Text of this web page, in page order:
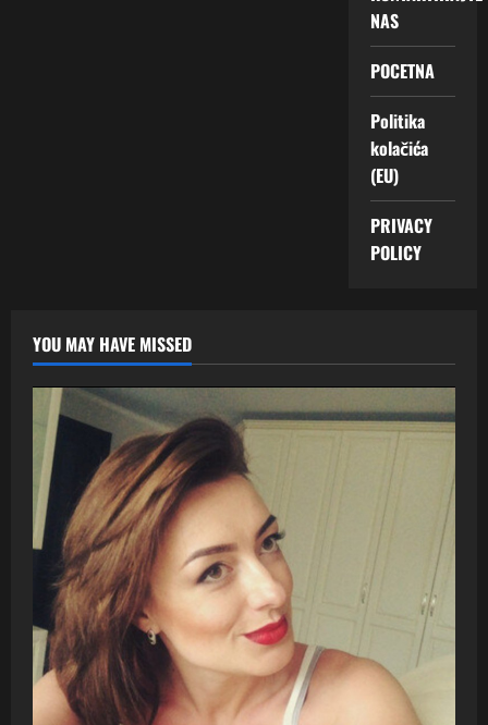
NAS
POCETNA
Politika
kolačića
(EU)
PRIVACY
POLICY
YOU MAY HAVE MISSED